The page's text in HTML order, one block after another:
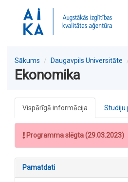
Sākums Daugavpils Universitāte
Ekonomika
Vispārīgā informācija Studiju
Programma slēgta (29.03.2023)
Pamatdati